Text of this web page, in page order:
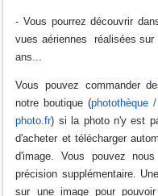
- Vous pourrez découvrir
vues aériennes réalisées sur
ans...
Vous pouvez commander
notre boutique (photothèque
photo.fr) si la photo n'y est
d'acheter et télécharger
d'image. Vous pouvez
précision supplémentaire.
sur une image pour